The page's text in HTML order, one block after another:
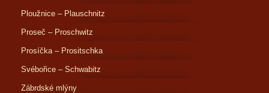
Ploužnice – Plauschnitz
Proseč – Proschwitz
Prosíčka – Prositschka
Svébořice – Schwabitz
Zábrdské mlýny